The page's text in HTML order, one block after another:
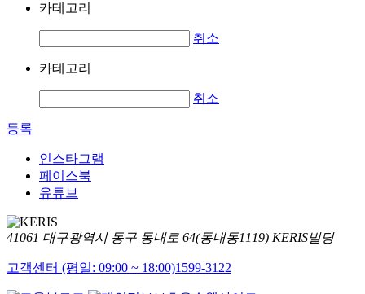
카테고리
취소
카테고리
취소
등록
인스타그램
페이스북
유튜브
41061 대구광역시 동구 동내로 64(동내동1119) KERIS빌딩
고객센터 (평일: 09:00 ~ 18:00)1599-3122